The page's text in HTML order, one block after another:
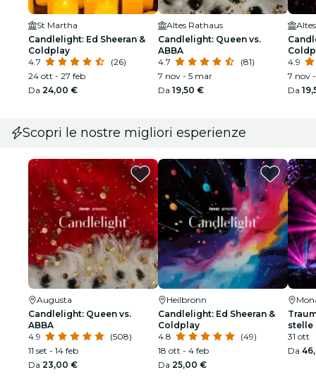
St Martha
Candlelight: Ed Sheeran &
Coldplay
4.7
(26)
24 ott - 27 feb
Da 24,00 €
Altes Rathaus
Candlelight: Queen vs.
ABBA
4.7
(81)
7 nov - 5 mar
Da 19,50 €
4.9
7 nov
Da
Scopri le nostre migliori esperienze
Augusta
Candlelight: Queen vs.
ABBA
4.9
(508)
11 set - 14 feb
Da 23,00 €
Heilbronn
Candlelight: Ed Sheeran &
Coldplay
4.8
(49)
18 ott - 4 feb
Da 25,00 €
stelle
31 ott
Da